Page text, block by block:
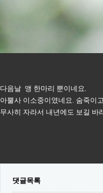
다음날 앵 한마리 뿐이네요.
아뿔사 이소중이였네요. 숨죽이
무사히 자라서 내년에도 보길 바
댓글목록